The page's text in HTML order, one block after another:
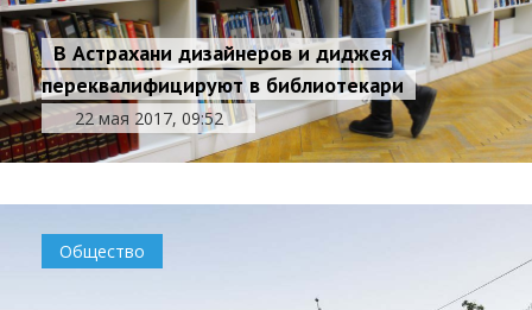
В Астрахани дизайнеров и диджея
переквалифицируют в библиотекари
22 мая 2017, 09:52
Общество